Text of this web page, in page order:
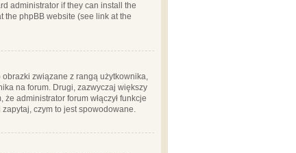
administrator if they can install the
the phpBB website (see link at the
związane z rangą użytkownika,
na forum. Drugi, zazwyczaj większy
administrator forum włączył funkcje
czym to jest spowodowane.